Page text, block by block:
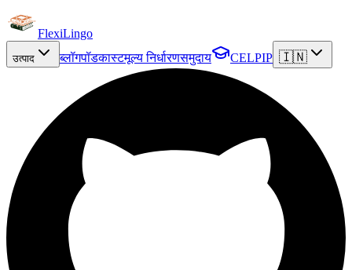
FlexiLingo
उत्पाद ब्लॉगपॉडकास्टमूल्य निर्धारणसमुदाय CELPIP 🇮🇳